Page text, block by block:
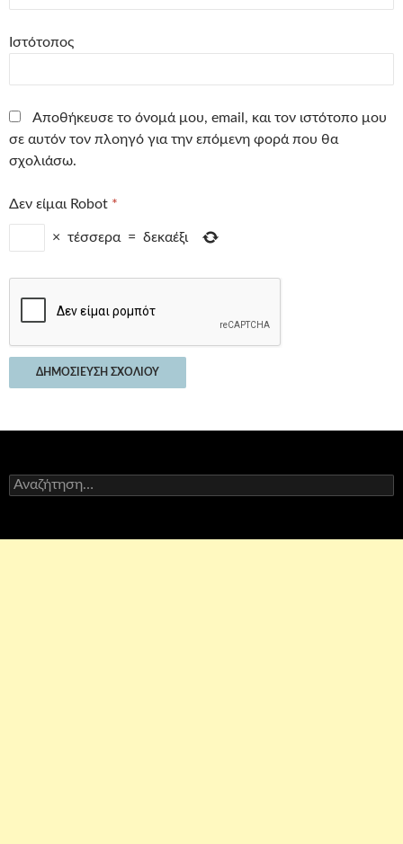
Ιστότοπος
Αποθήκευσε το όνομά μου, email, και τον ιστότοπο μου
σε αυτόν τον πλοηγό για την επόμενη φορά που θα
σχολιάσω.
Δεν είμαι Robot *
× τέσσερα = δεκαέξι
Αναζήτηση
για: